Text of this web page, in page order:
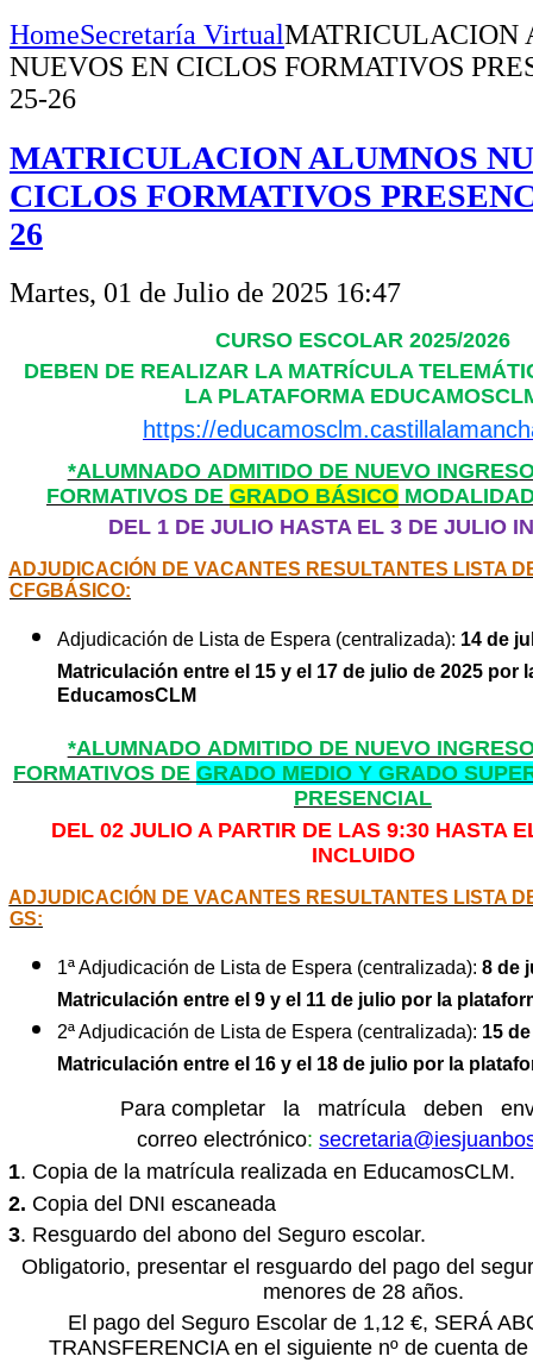
HomeSecretaría VirtualMATRICULACION
NUEVOS EN CICLOS FORMATIVOS
25-26
MATRICULACION ALUMNOS
CICLOS FORMATIVOS
26
Martes, 01 de Julio de 2025 16:47
CURSO ESCOLAR 2025/2026
DEBEN DE REALIZAR LA MATRÍCULA
LA PLATAFORMA
https://
*ALUMNADO ADMITIDO DE NUEVO
FORMATIVOS DE GRADO BÁSICO
DEL 1 DE JULIO HASTA EL 3 DE JULIO
ADJUDICACIÓN DE VACANTES RESULTANTES LISTA
CFGBÁSICO:
Adjudicación de Lista de Espera (centralizada): 14 de
Matriculación entre el 15 y el 17 de julio de 2025 por
EducamosCLM
*ALUMNADO ADMITIDO DE NUEVO
FORMATIVOS DE GRADO MEDIO Y GRADO
PRESENCIAL
DEL 02 JULIO A PARTIR DE LAS 9:30 HASTA
INCLUIDO
ADJUDICACIÓN DE VACANTES RESULTANTES LISTA
GS:
1ª Adjudicación de Lista de Espera (centralizada): 8 de
Matriculación entre el 9 y el 11 de julio por la
2ª Adjudicación de Lista de Espera (centralizada): 15
Matriculación entre el 16 y el 18 de julio por la
Para completar la matrícula deben
correo electrónico:
1. Copia de la matrícula realizada en EducamosCLM.
2. Copia del DNI escaneada
3. Resguardo del abono del Seguro escolar.
Obligatorio, presentar el resguardo del pago del
menores de 28 años.
El pago del Seguro Escolar de 1,12 €, SERÁ
TRANSFERENCIA en el siguiente nº de cuenta